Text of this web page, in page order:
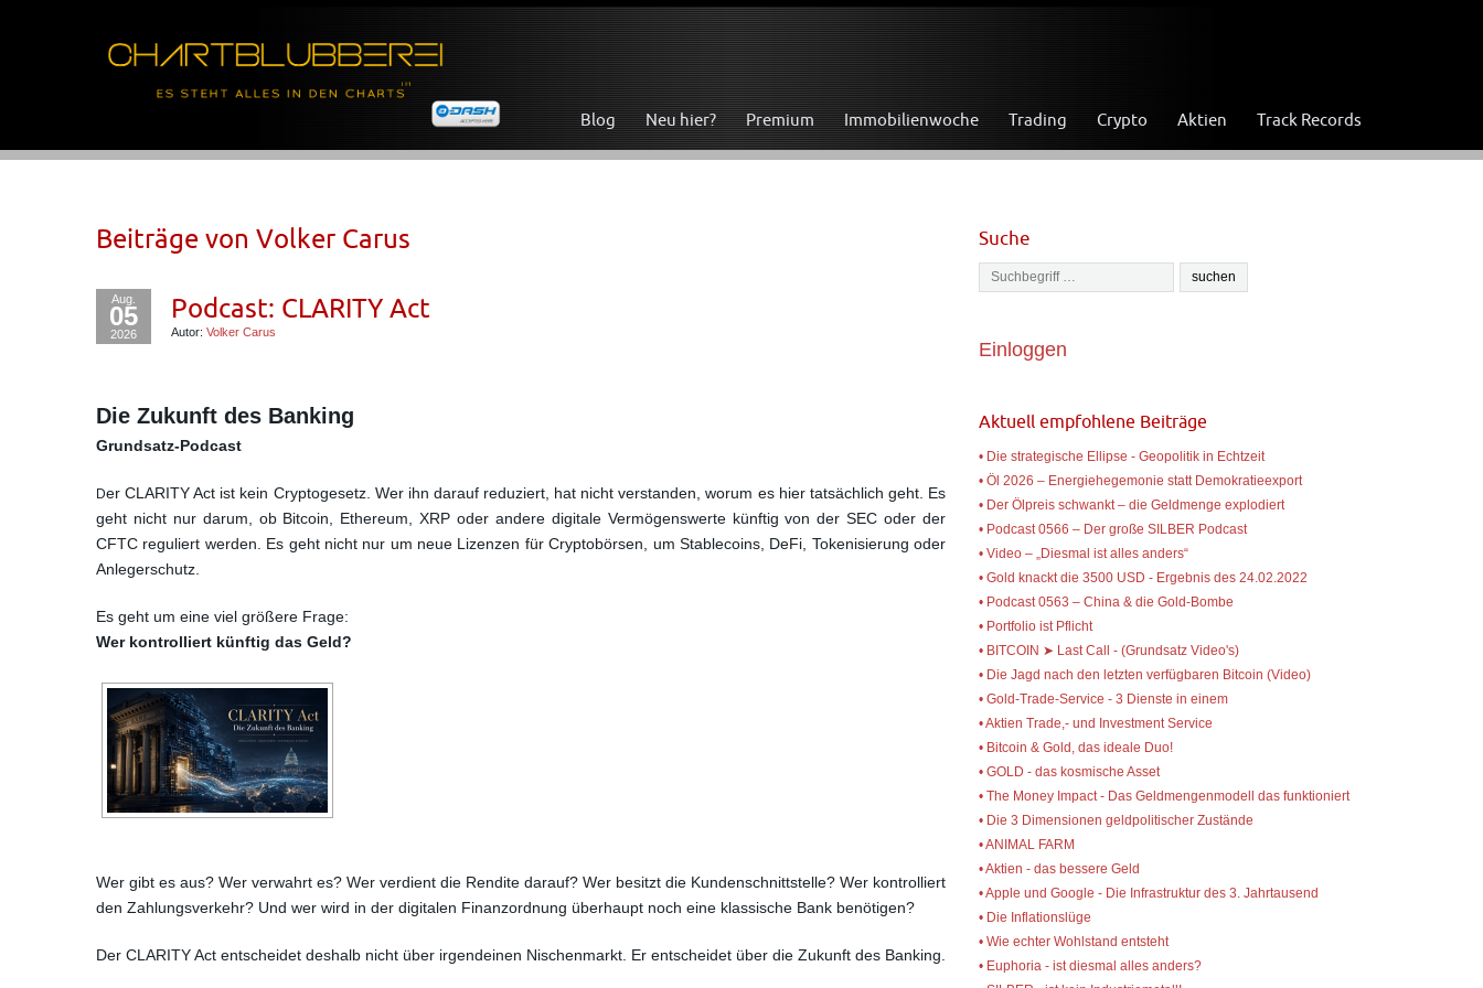
Blog Neu hier? Premium Immobilienwoche Trading Crypto Aktien Track Records
Beiträge von Volker Carus
Aug.
05
2026
Podcast: CLARITY Act
Autor: Volker Carus
Die Zukunft des Banking
Grundsatz-Podcast
Der CLARITY Act ist kein Cryptogesetz. Wer ihn darauf reduziert, hat nicht verstanden, worum es hier tatsächlich geht. Es
geht nicht nur darum, ob Bitcoin, Ethereum, XRP oder andere digitale Vermögenswerte künftig von der SEC oder der
CFTC reguliert werden. Es geht nicht nur um neue Lizenzen für Cryptobörsen, um Stablecoins, DeFi, Tokenisierung oder
Anlegerschutz.
Es geht um eine viel größere Frage:
Wer kontrolliert künftig das Geld?
Wer gibt es aus? Wer verwahrt es? Wer verdient die Rendite darauf? Wer besitzt die Kundenschnittstelle? Wer kontrolliert
den Zahlungsverkehr? Und wer wird in der digitalen Finanzordnung überhaupt noch eine klassische Bank benötigen?
Der CLARITY Act entscheidet deshalb nicht über irgendeinen Nischenmarkt. Er entscheidet über die Zukunft des Banking.
Suche
Einloggen
Aktuell empfohlene Beiträge
• Die strategische Ellipse - Geopolitik in Echtzeit
• Öl 2026 – Energiehegemonie statt Demokratieexport
• Der Ölpreis schwankt – die Geldmenge explodiert
• Podcast 0566 – Der große SILBER Podcast
• Video – „Diesmal ist alles anders“
• Gold knackt die 3500 USD - Ergebnis des 24.02.2022
• Podcast 0563 – China & die Gold-Bombe
• Portfolio ist Pflicht
• BITCOIN ➤ Last Call - (Grundsatz Video's)
• Die Jagd nach den letzten verfügbaren Bitcoin (Video)
• Gold-Trade-Service - 3 Dienste in einem
• Aktien Trade,- und Investment Service
• Bitcoin & Gold, das ideale Duo!
• GOLD - das kosmische Asset
• The Money Impact - Das Geldmengenmodell das funktioniert
• Die 3 Dimensionen geldpolitischer Zustände
• ANIMAL FARM
• Aktien - das bessere Geld
• Apple und Google - Die Infrastruktur des 3. Jahrtausend
• Die Inflationslüge
• Wie echter Wohlstand entsteht
• Euphoria - ist diesmal alles anders?